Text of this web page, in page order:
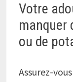
Votre
manquer
ou de
Assurez-